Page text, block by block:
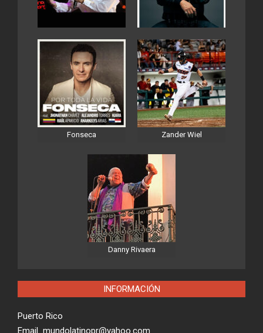
Fonseca Zander Wiel
Danny Rivaera
INFORMACIÓN
Puerto Rico
Email mundolatinopr@yahoo.com